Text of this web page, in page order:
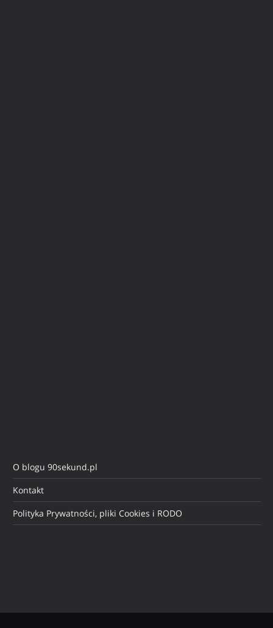
O blogu 90sekund.pl
Kontakt
Polityka Prywatności, pliki Cookies i RODO